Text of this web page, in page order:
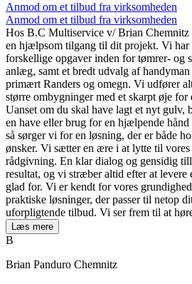
Anmod om et tilbud fra virksomheden
Anmod om et tilbud fra virksomheden
Hos B.C Multiservice v/ Brian
en hjælpsom tilgang til dit projekt. Vi har
forskellige opgaver inden for tømrer- og
anlæg, samt et bredt udvalg af
primært Randers og omegn. Vi udfører
større ombygninger med et skarpt øje for
Uanset om du skal have lagt et nyt gulv,
en have eller brug for en hjælpende
så sørger vi for en løsning, der er både
ønsker. Vi sætter en ære i at lytte til
rådgivning. En klar dialog og gensidig
resultat, og vi stræber altid efter at levere
glad for. Vi er kendt for vores
praktiske løsninger, der passer til netop
uforpligtende tilbud. Vi ser frem til at
Læs mere
B
Brian Panduro Chemnitz